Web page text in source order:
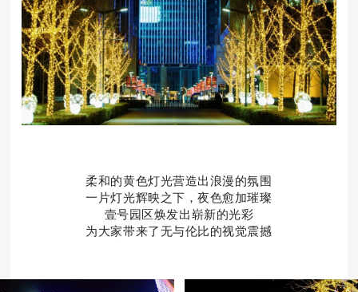
柔和的黄色灯光营造出浪漫的氛围
一片灯光辉映之下，夜色愈加璀璨
壹号园区焕发出崭新的光彩
为大家带来了无与伦比的视觉震撼